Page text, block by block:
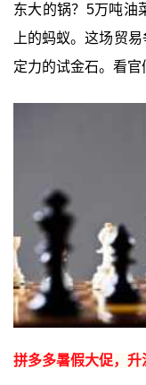
东大的锅？5万吨油
上的蚂蚁。这场贸
定力的试金石。看官
拼多多暑假大促，